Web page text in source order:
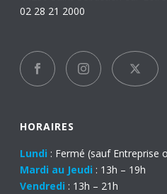
02 28 21 2000
HORAIRES
Lundi : Fermé (sauf Entreprise
Mardi au Jeudi : 13h – 19h
Vendredi : 13h – 21h